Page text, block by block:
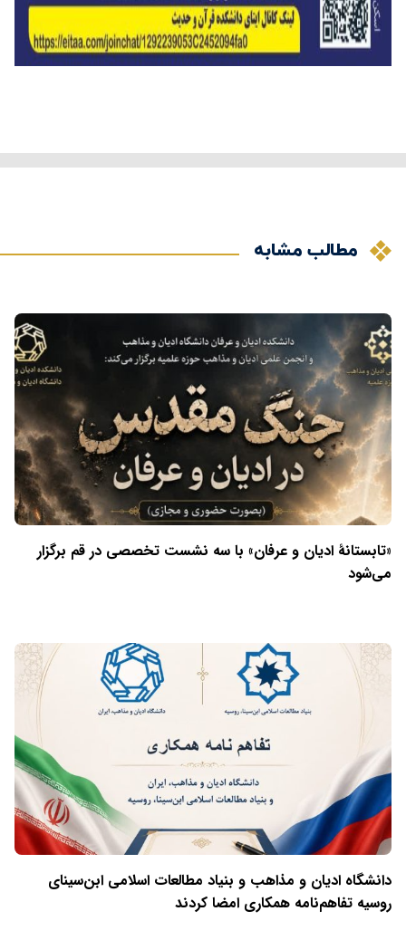
مطالب مشابه
«تابستانهٔ ادیان و عرفان» با سه نشست تخصصی در قم برگزار
می‌شود
دانشگاه ادیان و مذاهب و بنیاد مطالعات اسلامی ابن‌سینای
روسیه تفاهم‌نامه همکاری امضا کردند